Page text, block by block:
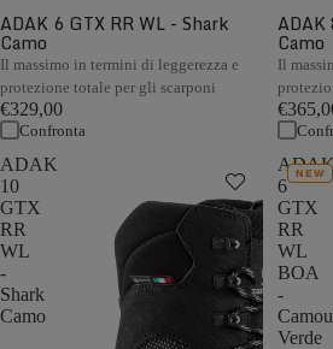
ADAK 6 GTX RR WL - Shark
Camo
Il massimo in termini di leggerezza e
protezione totale per gli scarponi
€329,00
Confronta
ADAK
Camo
Il
ADAK
10
GTX
RR
WL
-
Shark
Camo
ADAK
6
GTX
RR
WL
BOA
-
Verde
NEW